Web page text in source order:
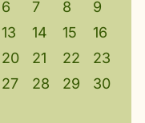
6 7 8
9
13 14 15
16
20 21 22
23
27 28 29
30